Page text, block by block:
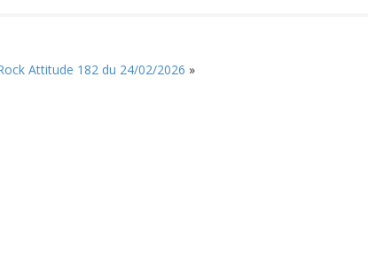
Attitude 182 du 24/02/2026 »